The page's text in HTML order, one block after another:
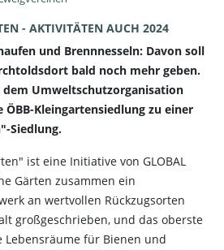
- AKTIVITÄTEN AUCH 2024
und Brennnesseln: Davon soll
bald noch mehr geben.
Umweltschutzorganisation
ÖBB-Kleingartensiedlung zu einer
Siedlung.
ist eine Initiative von GLOBAL
Gärten zusammen ein
an wertvollen Rückzugsorten
großgeschrieben, und das oberste
Lebensräume für Bienen und